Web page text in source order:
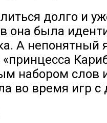
долго и
она была
А непонятный
набором слов
во время игр с